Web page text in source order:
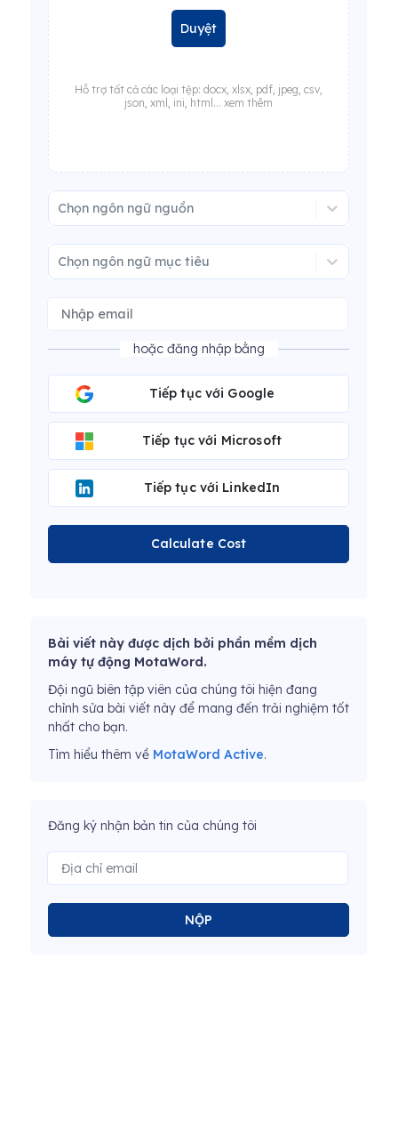
Duyệt
Hỗ trợ tất cả các loại tệp: docx, xlsx, pdf, jpeg, csv,
json, xml, ini, html... xem thêm
Chọn ngôn ngữ nguồn
Chọn ngôn ngữ mục tiêu
hoặc đăng nhập bằng
Tiếp tục với Google
Tiếp tục với Microsoft
Tiếp tục với LinkedIn
Calculate Cost
Bài viết này được dịch bởi phần mềm dịch
máy tự động MotaWord.
Đội ngũ biên tập viên của chúng tôi hiện đang
chỉnh sửa bài viết này để mang đến trải nghiệm tốt
nhất cho bạn.
Tìm hiểu thêm về MotaWord Active.
Đăng ký nhận bản tin của chúng tôi
NỘP